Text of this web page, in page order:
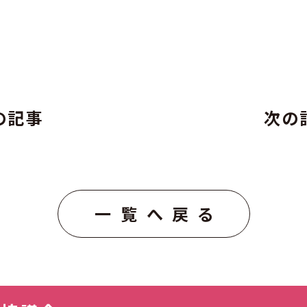
記事 次の
一覧へ戻る